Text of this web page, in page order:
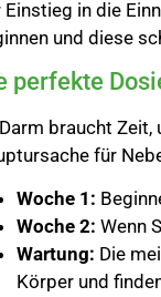
Einstieg in die
und diese
perfekte
braucht
für
Woche 1:
Woche 2: Wenn
Wartung: Die
Körper und